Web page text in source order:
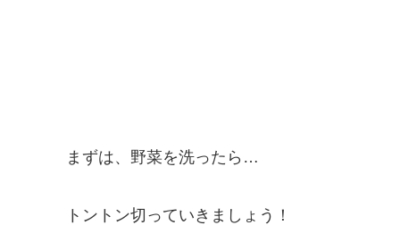
まずは、野菜を洗ったら…
トントン切っていきましょう！